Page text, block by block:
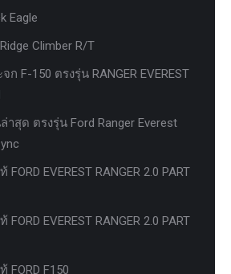
Eagle
Climber R/T
F-150 ตรงรุ่น RANGER EVEREST
าสุด ตรงรุ่น Ford Ranger Everest
EVEREST RANGER 2.0 PART
EVEREST RANGER 2.0 PART
FORD F150